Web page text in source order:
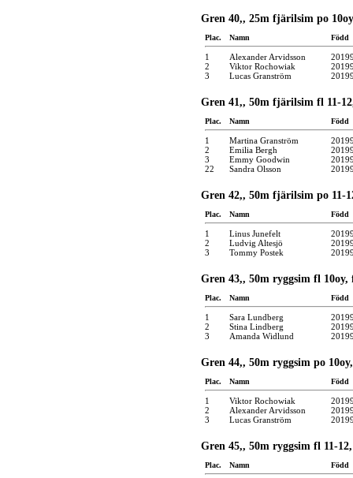
Gren 40,, 25m fjärilsim po
Plac. Namn Född
1 Alexander Arvidsson
2
Viktor Rochowiak
3
Lucas Granström
Gren 41,, 50m fjärilsim fl 11-
Plac. Namn Född
1 Martina Granström
2
Emilia Bergh
3
Emmy Goodwin
22
Sandra Olsson
Gren 42,, 50m fjärilsim po 11-
Plac. Namn Född
1 Linus Junefelt
2
Ludvig Altesjö
3
Tommy Postek
Gren 43,, 50m ryggsim fl
Plac. Namn Född
1 Sara Lundberg
2
Stina Lindberg
3
Amanda Widlund
Gren 44,, 50m ryggsim po
Plac. Namn Född
1 Viktor Rochowiak
2
Alexander Arvidsson
3
Lucas Granström
Gren 45,, 50m ryggsim fl 11-
Plac. Namn Född